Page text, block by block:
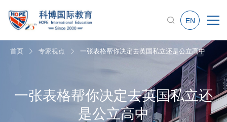
EN
首页 专家视点 一张表格帮你决定去英国私立还是公立高中
一张表格帮你决定去英国私立还
是公立高中